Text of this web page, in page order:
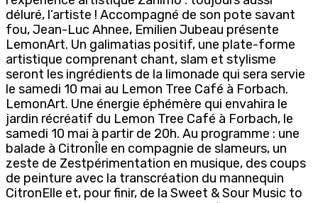
déluré, l’artiste ! Accompagné de son pote savant
fou, Jean-Luc Ahnee, Emilien Jubeau présente
LemonArt. Un galimatias positif, une plate-forme
artistique comprenant chant, slam et stylisme
seront les ingrédients de la limonade qui sera servie
le samedi 10 mai au Lemon Tree Café à Forbach.
LemonArt. Une énergie éphémère qui envahira le
jardin récréatif du Lemon Tree Café à Forbach, le
samedi 10 mai à partir de 20h. Au programme : une
balade à CitronÎle en compagnie de slameurs, un
zeste de Zestpérimentation en musique, des coups
de peinture avec la transcréation du mannequin
CitronElle et, pour finir, de la Sweet & Sour Music to